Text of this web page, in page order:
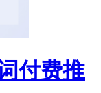
付费推